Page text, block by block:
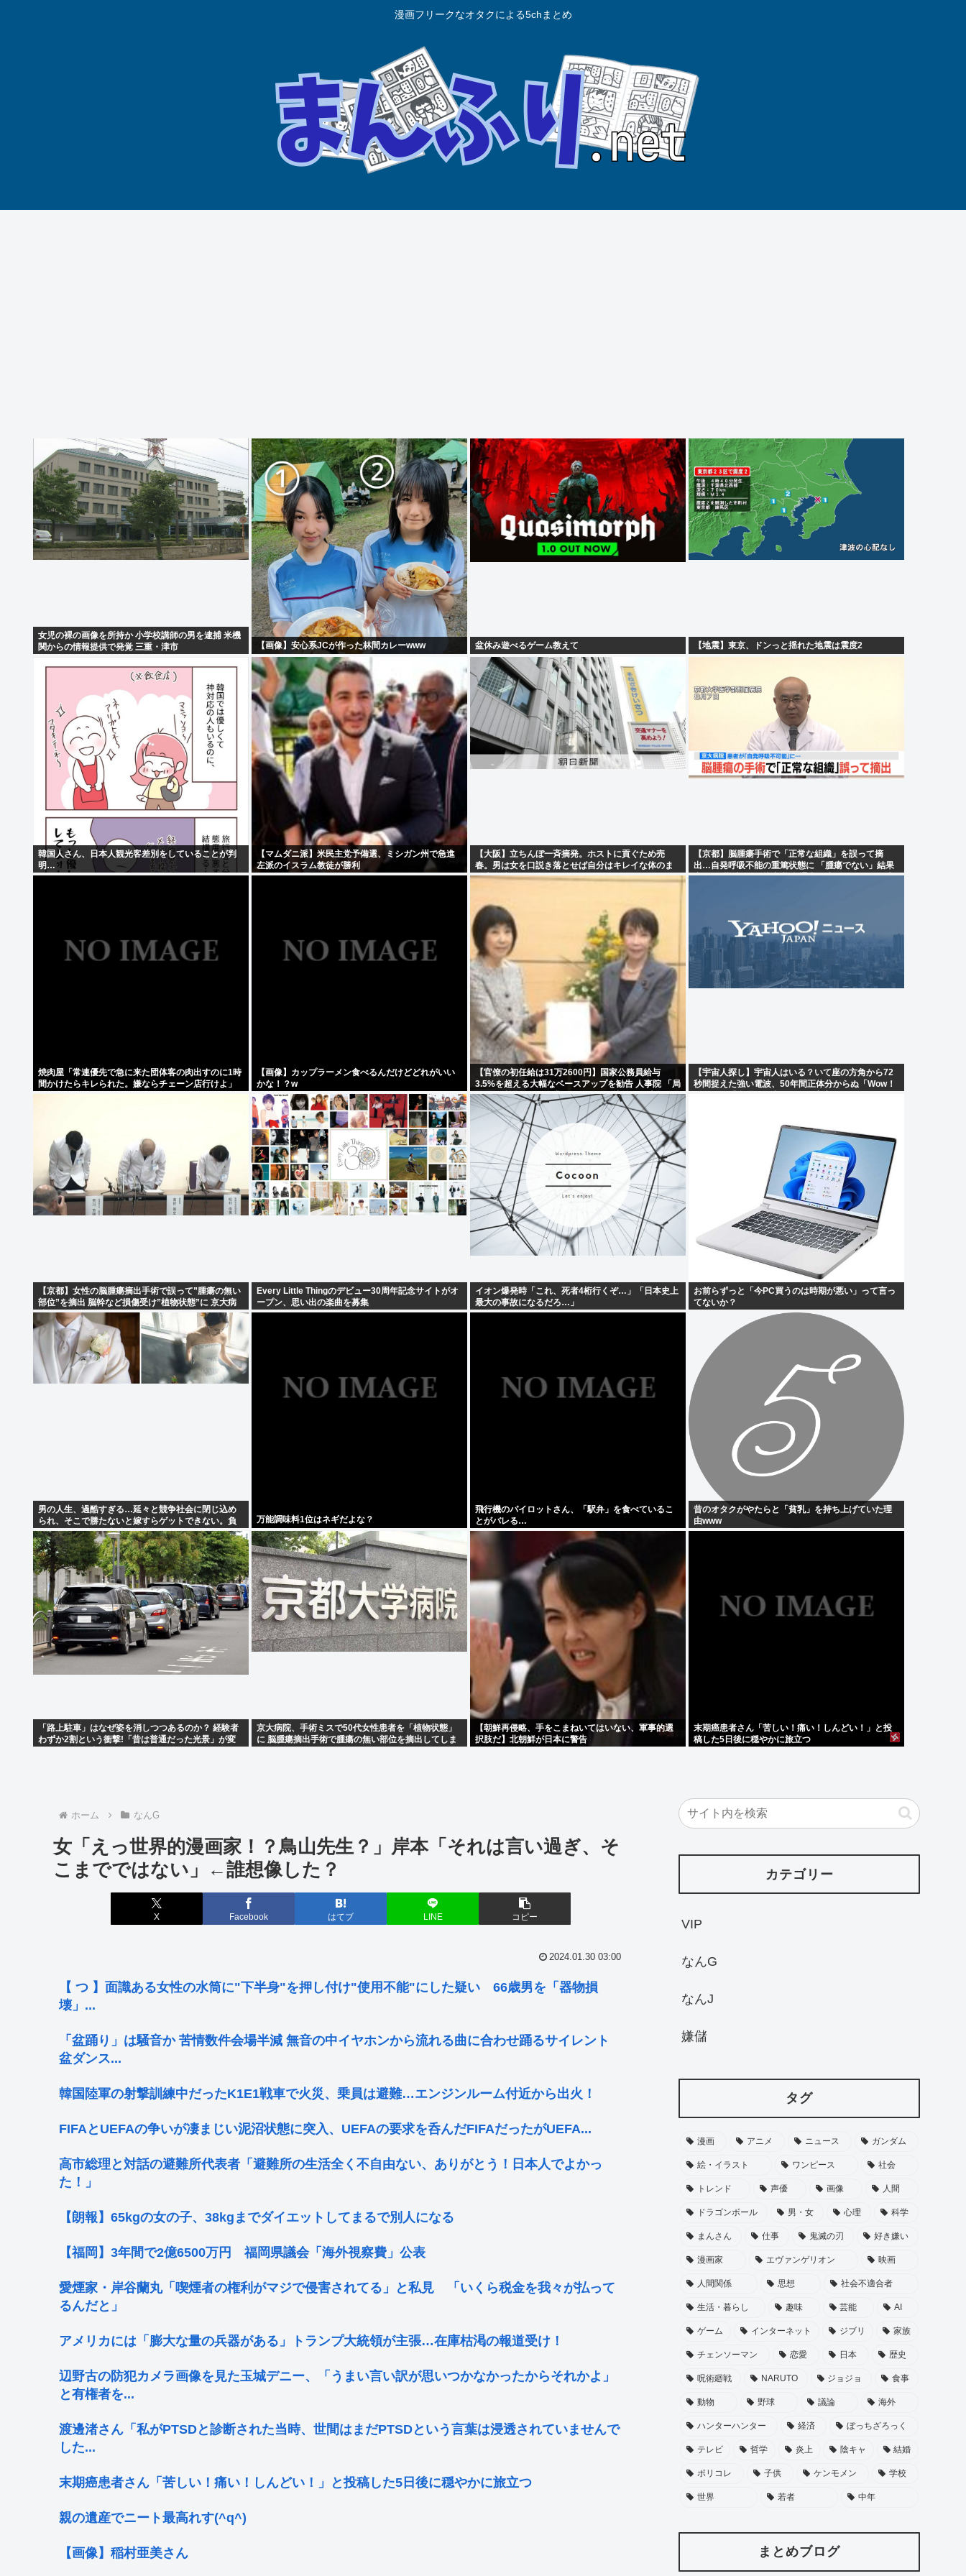
漫画フリークなオタクによる5chまとめ
女児の裸の画像を所持か 小学校講師の男を逮捕 米機
関からの情報提供で発覚 三重・津市
【画像】安心系JCが作った林間カレーwww 盆休み遊べるゲーム教えて 【地震】東京、ドンっと揺れた地震は震度2
韓国人さん、日本人観光客差別をしていることが判
明…
【マムダニ派】米民主党予備選、ミシガン州で急進
左派のイスラム教徒が勝利
【大阪】立ちんぼ一斉摘発。ホストに貢ぐため売
春。男は女を口説き落とせば自分はキレイな体のま
ま大金稼げるイージーモード
【京都】脳腫瘍手術で「正常な組織」を誤って摘
出…自発呼吸不能の重篤状態に 「腫瘍でない」結果
出ても”勘違い”で摘出継続 通常の生活送っていた患
焼肉屋「常連優先で急に来た団体客の肉出すのに1時
間かけたらキレられた。嫌ならチェーン店行けよ」
【画像】カップラーメン食べるんだけどどれがいい
かな！？w
【官僚の初任給は31万2600円】国家公務員給与
3.5%を超える大幅なベースアップを勧告 人事院 「局
長らの待遇が民間企業の役員などに比較して大幅に
下回っている」
【宇宙人探し】宇宙人はいる？いて座の方角から72
秒間捉えた強い電波、50年間正体分からぬ「Wow！
【京都】女性の脳腫瘍摘出手術で誤って”腫瘍の無い
部位”を摘出 脳幹など損傷受け”植物状態”に 京大病
院
Every Little Thingのデビュー30周年記念サイトがオ
ープン、思い出の楽曲を募集
イオン爆発時「これ、死者4桁行くぞ…」「日本史上
最大の事故になるだろ…」
お前らずっと「今PC買うのは時期が悪い」って言っ
てないか？
男の人生、過酷すぎる…延々と競争社会に閉じ込め
られ、そこで勝たないと嫁すらゲットできない。負
け組になったら一生独身の模様
万能調味料1位はネギだよな？
飛行機のパイロットさん、「駅弁」を食べているこ
とがバレる…
昔のオタクがやたらと「貧乳」を持ち上げていた理
由www
「路上駐車」はなぜ姿を消しつつあるのか？ 経験者
わずか2割という衝撃!「昔は普通だった光景」が変
京大病院、手術ミスで50代女性患者を「植物状態」
に 脳腫瘍摘出手術で腫瘍の無い部位を摘出してしま
【朝鮮再侵略、手をこまねいてはいない、軍事的選
択肢だ】北朝鮮が日本に警告
末期癌患者さん「苦しい！痛い！しんどい！」と投
稿した5日後に穏やかに旅立つ
ホーム なんG
女「えっ世界的漫画家！？鳥山先生？」岸本「それは言い過ぎ、そ
こまでではない」←誰想像した？
X Facebook はてブ LINE コピー
2024.01.30 03:00
【 つ 】面識ある女性の水筒に"下半身"を押し付け"使用不能"にした疑い 66歳男を「器物損
壊」...
「盆踊り」は騒音か 苦情数件会場半減 無音の中イヤホンから流れる曲に合わせ踊るサイレント
盆ダンス...
韓国陸軍の射撃訓練中だったK1E1戦車で火災、乗員は避難…エンジンルーム付近から出火！
FIFAとUEFAの争いが凄まじい泥沼状態に突入、UEFAの要求を呑んだFIFAだったがUEFA...
高市総理と対話の避難所代表者「避難所の生活全く不自由ない、ありがとう！日本人でよかっ
た！」
【朗報】65kgの女の子、38kgまでダイエットしてまるで別人になる
【福岡】3年間で2億6500万円 福岡県議会「海外視察費」公表
愛煙家・岸谷蘭丸「喫煙者の権利がマジで侵害されてる」と私見 「いくら税金を我々が払って
るんだと」
アメリカには「膨大な量の兵器がある」トランプ大統領が主張…在庫枯渇の報道受け！
辺野古の防犯カメラ画像を見た玉城デニー、「うまい言い訳が思いつかなかったからそれかよ」
と有権者を...
渡邊渚さん「私がPTSDと診断された当時、世間はまだPTSDという言葉は浸透されていませんで
した...
末期癌患者さん「苦しい！痛い！しんどい！」と投稿した5日後に穏やかに旅立つ
親の遺産でニート最高れす(^q^)
【画像】稲村亜美さん
カテゴリー
VIP
なんG
なんJ
嫌儲
タグ
漫画 アニメ ニュース ガンダム
絵・イラスト ワンピース 社会
トレンド 声優 画像 人間
ドラゴンボール 男・女 心理 科学
まんさん 仕事 鬼滅の刃 好き嫌い
漫画家 エヴァンゲリオン 映画
人間関係 思想 社会不適合者
生活・暮らし 趣味 芸能 AI
ゲーム インターネット ジブリ 家族
チェンソーマン 恋愛 日本 歴史
呪術廻戦 NARUTO ジョジョ 食事
動物 野球 議論 海外
ハンターハンター 経済 ぼっちざろっく
テレビ 哲学 炎上 陰キャ 結婚
ポリコレ 子供 ケンモメン 学校
世界 若者 中年
まとめブログ